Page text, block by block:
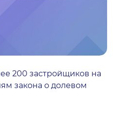
200 застройщиков на
закона о долевом